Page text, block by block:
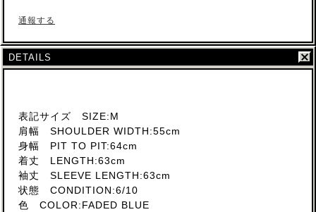
通報する
DETAILS
表記サイズ SIZE:M
肩幅 SHOULDER WIDTH:55cm
身幅 PIT TO PIT:64cm
着丈 LENGTH:63cm
袖丈 SLEEVE LENGTH:63cm
状態 CONDITION:6/10
色 COLOR:FADED BLUE